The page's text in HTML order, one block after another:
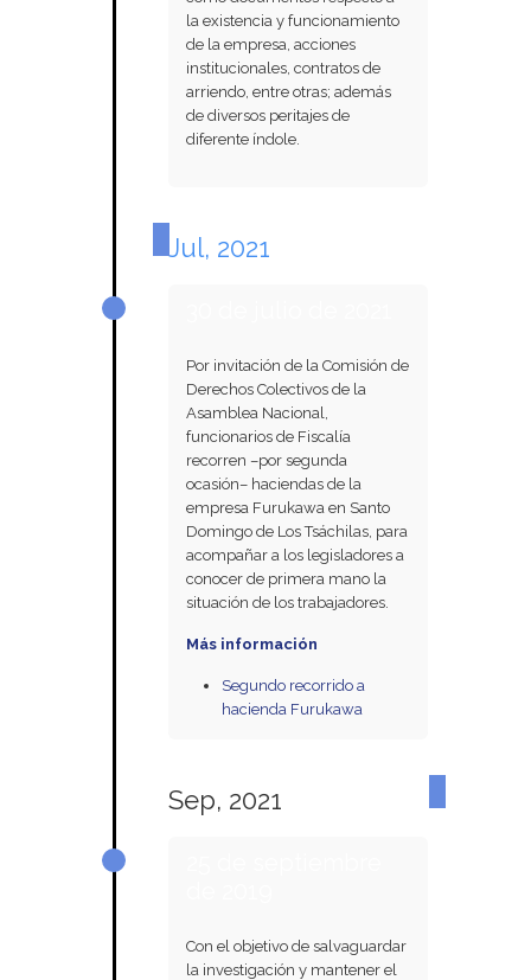
la existencia y funcionamiento
de la empresa, acciones
institucionales, contratos de
arriendo, entre otras; además
de diversos peritajes de
diferente índole.
Jul, 2021
Por invitación de la Comisión de
Derechos Colectivos de la
Asamblea Nacional,
funcionarios de Fiscalía
recorren –por segunda
ocasión– haciendas de la
empresa Furukawa en Santo
Domingo de Los Tsáchilas, para
acompañar a los legisladores a
conocer de primera mano la
situación de los trabajadores.
Más información
Segundo recorrido a
hacienda Furukawa
Sep, 2021
Con el objetivo de salvaguardar
la investigación y mantener el